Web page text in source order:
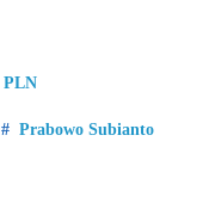
PLN
Prabowo Subianto